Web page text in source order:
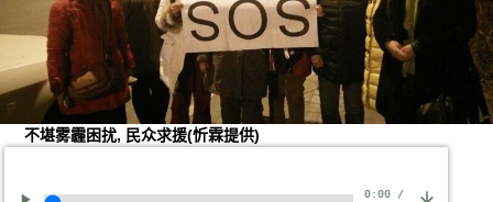
不堪雾霾困扰, 民众求援(忻霖提供)
0:00/